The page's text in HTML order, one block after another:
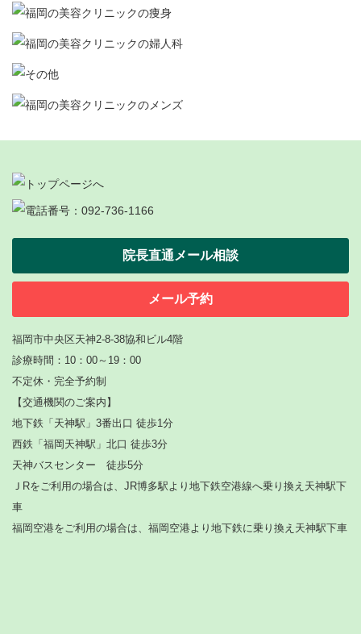
院長直通メール相談
メール予約
福岡市中央区天神2-8-38協和ビル4階
診療時間：10：00～19：00
不定休・完全予約制
【交通機関のご案内】
地下鉄「天神駅」3番出口 徒歩1分
西鉄「福岡天神駅」北口 徒歩3分
天神バスセンター 徒歩5分
ＪRをご利用の場合は、JR博多駅より地下鉄空港線へ乗り換え天神駅下
車
福岡空港をご利用の場合は、福岡空港より地下鉄に乗り換え天神駅下車